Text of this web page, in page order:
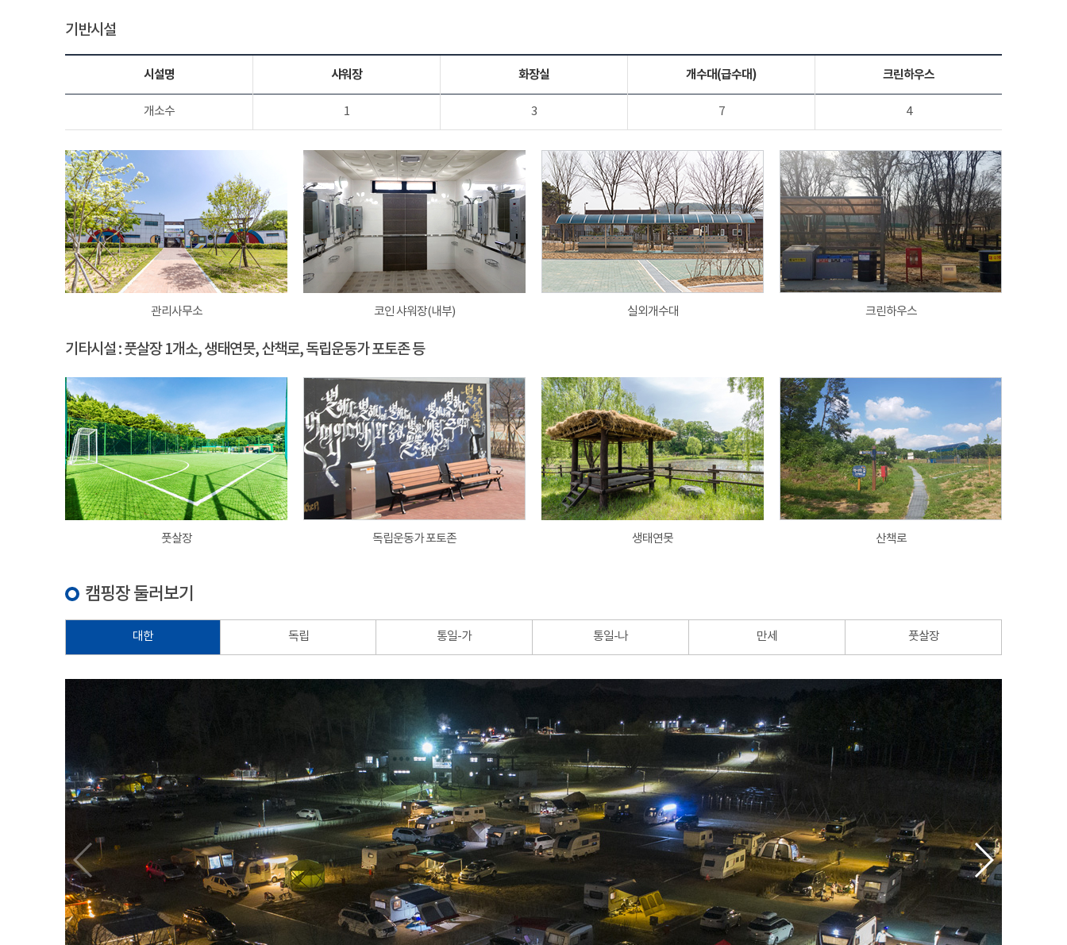
기반시설
시설명 샤워장 화장실 개수대(급수대) 크린하우스
개소수 1 3 7 4
관리사무소 코인 샤워장(내부) 실외개수대 크린하우스
기타시설 : 풋살장 1개소, 생태연못, 산책로, 독립운동가 포토존 등
풋살장 독립운동가 포토존 생태연못 산책로
캠핑장 둘러보기
대한 독립 통일-가 통일-나 만세 풋살장